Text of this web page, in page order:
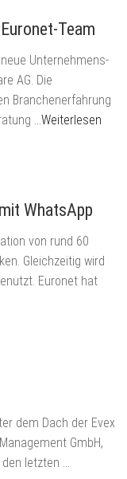
Team
Unternehmens-
AG. Die
Branchenerfahrung
…Weiterlesen
WhatsApp
von rund 60
Gleichzeitig wird
Euronet hat
dem Dach der Evex
GmbH,
letzten